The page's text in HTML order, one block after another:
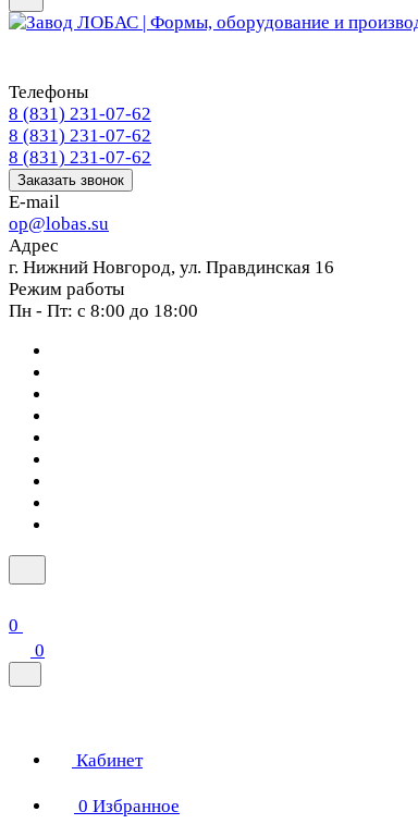
Телефоны
8 (831) 231-07-62
8 (831) 231-07-62
8 (831) 231-07-62
Заказать звонок
E-mail
op@lobas.su
Адрес
г. Нижний Новгород, ул. Правдинская 16
Режим работы
Пн - Пт: с 8:00 до 18:00
0
0
Кабинет
0 Избранное